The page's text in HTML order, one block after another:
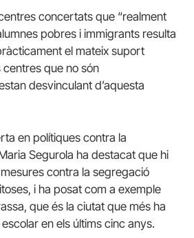
concertats que “realment
pobres i immigrants resulta
el mateix suport
que no són
desvinculant d’aquesta
en polítiques contra la
Segurola ha destacat que hi
contra la segregació
i ha posat com a exemple
que és la ciutat que més ha
en els últims cinc anys.